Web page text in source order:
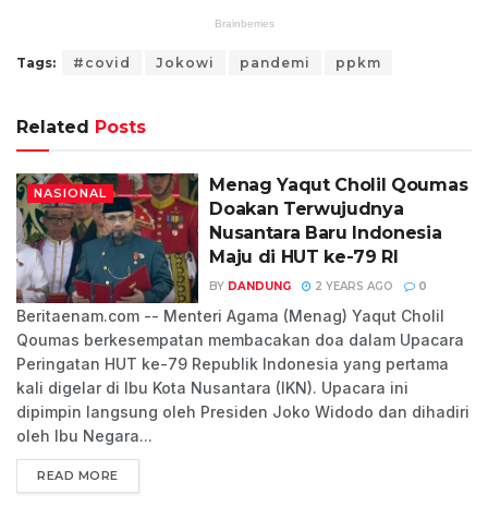
Tags: #covid Jokowi pandemi ppkm
Related Posts
NASIONAL
Menag Yaqut Cholil Qoumas
Doakan Terwujudnya
Nusantara Baru Indonesia
Maju di HUT ke-79 RI
BY DANDUNG 2 YEARS AGO 0
Beritaenam.com -- Menteri Agama (Menag) Yaqut Cholil
Qoumas berkesempatan membacakan doa dalam Upacara
Peringatan HUT ke-79 Republik Indonesia yang pertama
kali digelar di Ibu Kota Nusantara (IKN). Upacara ini
dipimpin langsung oleh Presiden Joko Widodo dan dihadiri
oleh Ibu Negara...
READ MORE